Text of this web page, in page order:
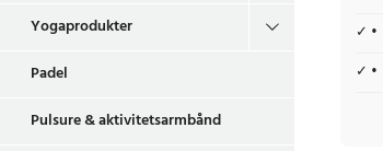
Yogaprodukter
Padel
Pulsure & aktivitetsarmbånd